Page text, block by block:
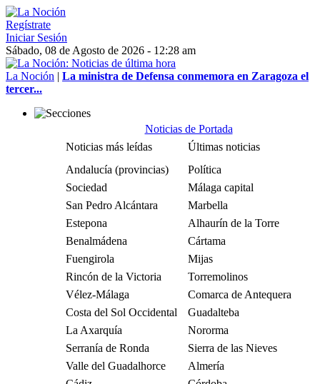
Regístrate
Iniciar Sesión
Sábado, 08 de Agosto de 2026 - 12:28 am
La Noción | La ministra de Defensa conmemora en Zaragoza el
tercer...
Noticias de Portada
Noticias más leídas
Últimas noticias
Andalucía (provincias)
Política
Sociedad
Málaga capital
San Pedro Alcántara
Marbella
Estepona
Alhaurín de la Torre
Benalmádena
Cártama
Fuengirola
Mijas
Rincón de la Victoria
Torremolinos
Vélez-Málaga
Comarca de Antequera
Costa del Sol Occidental
Guadalteba
La Axarquía
Nororma
Serranía de Ronda
Sierra de las Nieves
Valle del Guadalhorce
Almería